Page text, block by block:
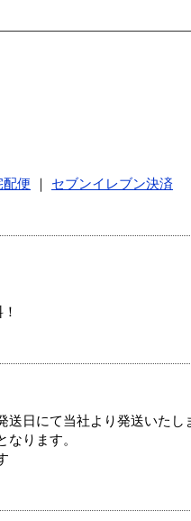
配便
セブンイレブン決済
日にて当社より発送いたし
ります。